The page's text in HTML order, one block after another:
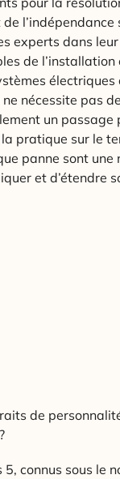
l’indépendance
experts dans
de l’installation
électriques
nécessite pas
un passage
pratique sur le
panne sont une
et d’étendre
de
5, connus sous le